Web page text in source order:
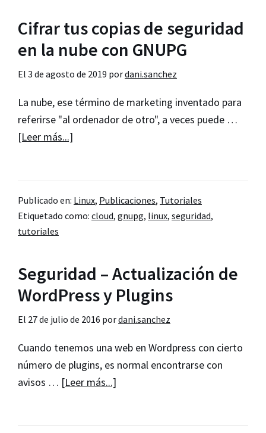
cuando
entres
salgas
tu
Cifrar tus copias de seguridad
en la nube con GNUPG
El 3 de agosto de 2019 pordani.sanchez
La nube, ese término de marketing inventado para
referirse "al ordenador de otro", a veces puede …
[Leer más...]
copias
de
la
nube
GNUPG
Publicado en: Linux, Publicaciones, Tutoriales
Etiquetado como: cloud, gnupg, linux, seguridad,
tutoriales
Seguridad – Actualización de
WordPress y Plugins
El 27 de julio de 2016 pordani.sanchez
Cuando tenemos una web en Wordpress con cierto
número de plugins, es normal encontrarse con
avisos … [Leer más...]